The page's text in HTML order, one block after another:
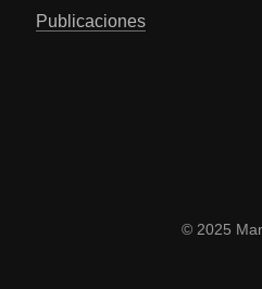
Publicaciones
© 2025